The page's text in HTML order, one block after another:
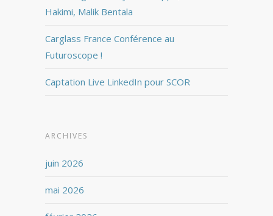
Hakimi, Malik Bentala
Carglass France Conférence au
Futuroscope !
Captation Live LinkedIn pour SCOR
ARCHIVES
juin 2026
mai 2026